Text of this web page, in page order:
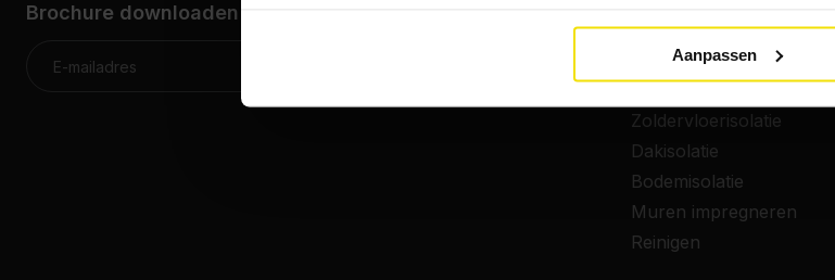
Aanpassen
Brochure downloaden
Spouwmuurisolatie
Isolatieglas
Zoldervloerisolatie
Dakisolatie
Bodemisolatie
Muren impregneren
Reinigen